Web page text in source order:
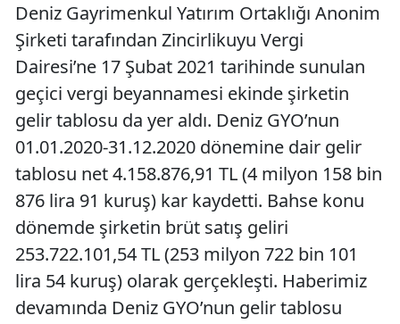
Deniz Gayrimenkul Yatırım Ortaklığı Anonim
Şirketi tarafından Zincirlikuyu Vergi
Dairesi’ne 17 Şubat 2021 tarihinde sunulan
geçici vergi beyannamesi ekinde şirketin
gelir tablosu da yer aldı. Deniz GYO’nun
01.01.2020-31.12.2020 dönemine dair gelir
tablosu net 4.158.876,91 TL (4 milyon 158 bin
876 lira 91 kuruş) kar kaydetti. Bahse konu
dönemde şirketin brüt satış geliri
253.722.101,54 TL (253 milyon 722 bin 101
lira 54 kuruş) olarak gerçekleşti. Haberimiz
devamında Deniz GYO’nun gelir tablosu